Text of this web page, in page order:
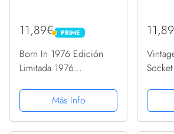
11,89€ PRIME
PRIME
Born In 1976 Edición
Limitada 1976
Sockets 1976
PopSockets PopGrip
Intercambiable
Más Info